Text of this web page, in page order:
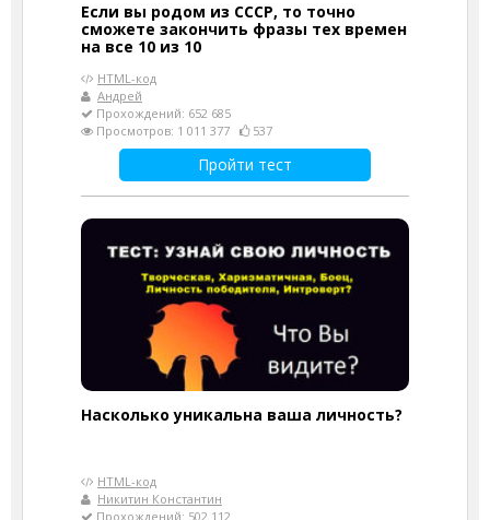
Если вы родом из СССР, то точно
сможете закончить фразы тех времен
на все 10 из 10
HTML-код
Андрей
Прохождений: 652 685
Просмотров: 1 011 377
537
Пройти тест
Насколько уникальна ваша личность?
HTML-код
Никитин Константин
Прохождений: 502 112